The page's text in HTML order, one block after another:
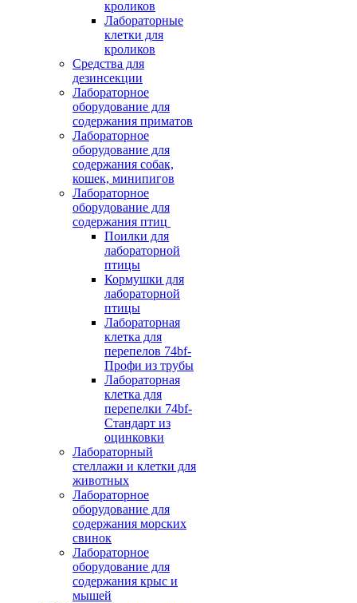
кроликов
Лабораторные
клетки для
кроликов
Средства для
дезинсекции
Лабораторное
оборудование для
содержания приматов
Лабораторное
оборудование для
содержания собак,
кошек, минипигов
Лабораторное
оборудование для
содержания птиц
Поилки для
лабораторной
птицы
Кормушки для
лабораторной
птицы
Лабораторная
клетка для
перепелов 74bf-
Профи из трубы
Лабораторная
клетка для
перепелки 74bf-
Стандарт из
оцинковки
Лабораторный
стеллажи и клетки для
животных
Лабораторное
оборудование для
содержания морских
свинок
Лабораторное
оборудование для
содержания крыс и
мышей